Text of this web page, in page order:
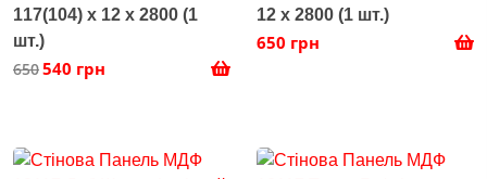
117(104) x 12 х 2800 (1
шт.)
650540 грн
12 х 2800 (1 шт.)
650 грн